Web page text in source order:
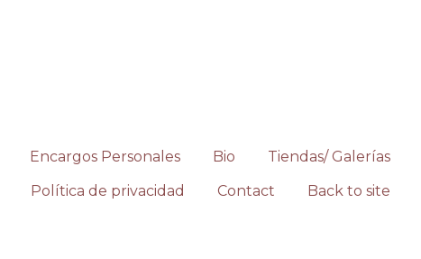
Encargos Personales Bio Tiendas/ Galerías
Política de privacidad Contact Back to site